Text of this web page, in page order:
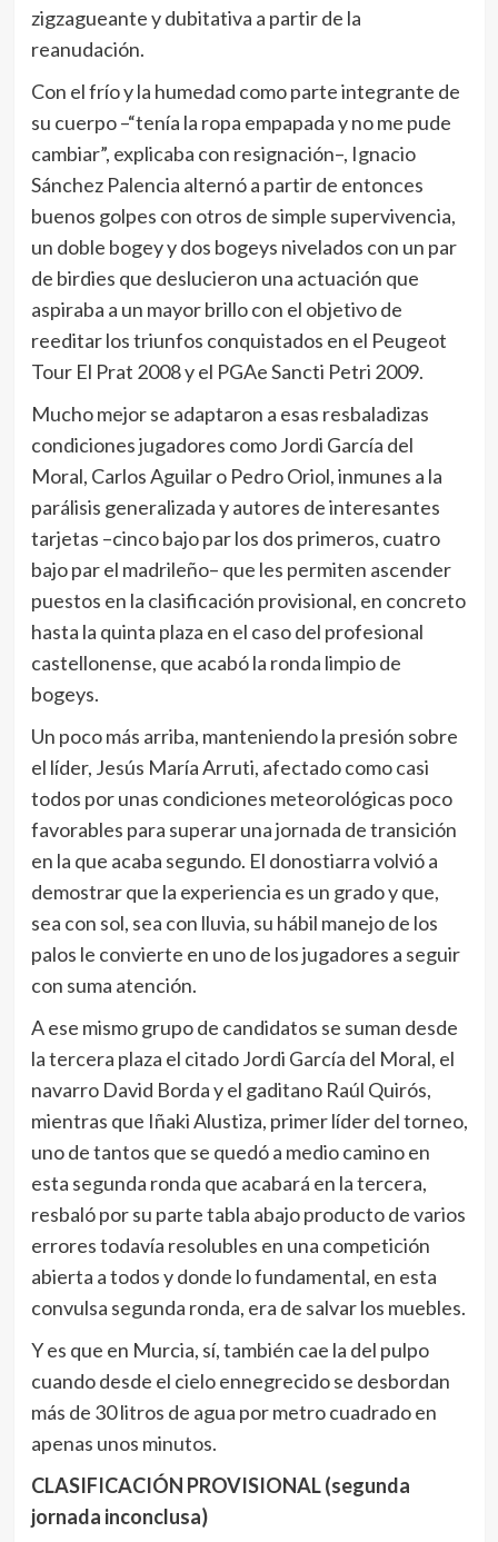
zigzagueante y dubitativa a partir de la
reanudación.
Con el frío y la humedad como parte integrante de
su cuerpo –“tenía la ropa empapada y no me pude
cambiar”, explicaba con resignación–, Ignacio
Sánchez Palencia alternó a partir de entonces
buenos golpes con otros de simple supervivencia,
un doble bogey y dos bogeys nivelados con un par
de birdies que deslucieron una actuación que
aspiraba a un mayor brillo con el objetivo de
reeditar los triunfos conquistados en el Peugeot
Tour El Prat 2008 y el PGAe Sancti Petri 2009.
Mucho mejor se adaptaron a esas resbaladizas
condiciones jugadores como Jordi García del
Moral, Carlos Aguilar o Pedro Oriol, inmunes a la
parálisis generalizada y autores de interesantes
tarjetas –cinco bajo par los dos primeros, cuatro
bajo par el madrileño– que les permiten ascender
puestos en la clasificación provisional, en concreto
hasta la quinta plaza en el caso del profesional
castellonense, que acabó la ronda limpio de
bogeys.
Un poco más arriba, manteniendo la presión sobre
el líder, Jesús María Arruti, afectado como casi
todos por unas condiciones meteorológicas poco
favorables para superar una jornada de transición
en la que acaba segundo. El donostiarra volvió a
demostrar que la experiencia es un grado y que,
sea con sol, sea con lluvia, su hábil manejo de los
palos le convierte en uno de los jugadores a seguir
con suma atención.
A ese mismo grupo de candidatos se suman desde
la tercera plaza el citado Jordi García del Moral, el
navarro David Borda y el gaditano Raúl Quirós,
mientras que Iñaki Alustiza, primer líder del torneo,
uno de tantos que se quedó a medio camino en
esta segunda ronda que acabará en la tercera,
resbaló por su parte tabla abajo producto de varios
errores todavía resolubles en una competición
abierta a todos y donde lo fundamental, en esta
convulsa segunda ronda, era de salvar los muebles.
Y es que en Murcia, sí, también cae la del pulpo
cuando desde el cielo ennegrecido se desbordan
más de 30 litros de agua por metro cuadrado en
apenas unos minutos.
CLASIFICACIÓN PROVISIONAL (segunda
jornada inconclusa)